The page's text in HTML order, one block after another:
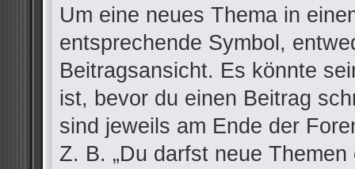
Um eine neues Thema in
entsprechende Symbol,
Beitragsansicht. Es könnte
ist, bevor du einen Beitrag
sind jeweils am Ende der
Z. B. „Du darfst neue Themen